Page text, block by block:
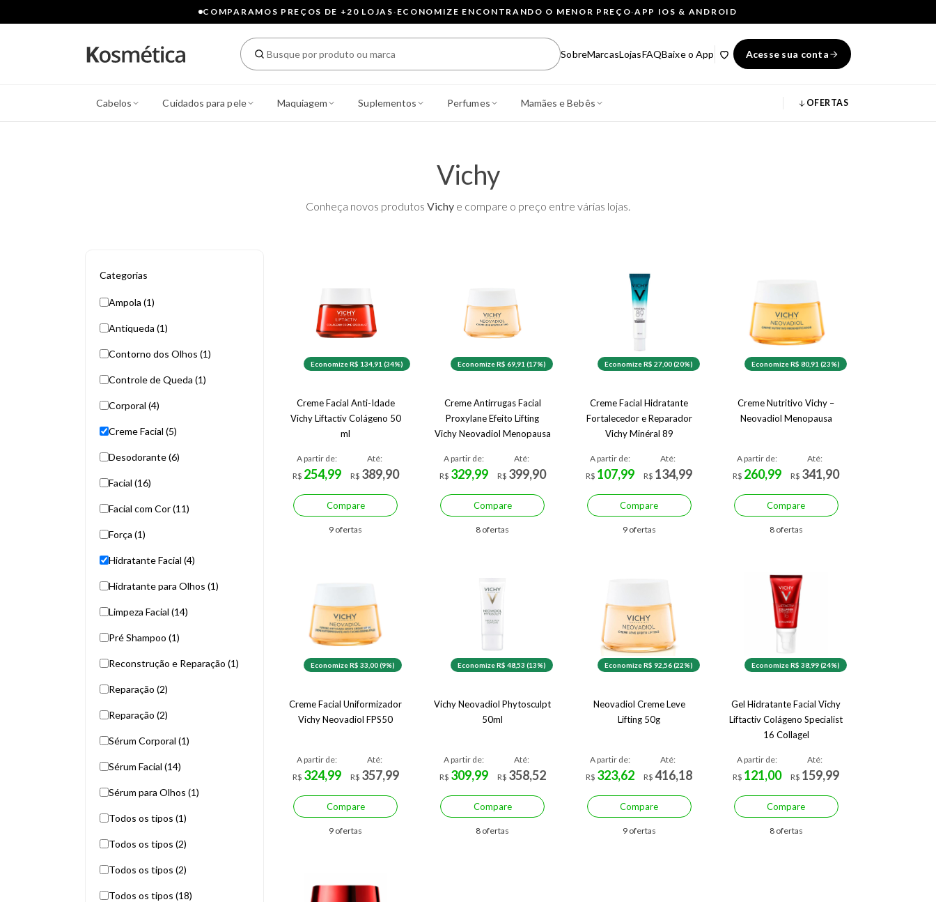
COMPARAMOS PREÇOS DE +20 LOJAS· ECONOMIZE ENCONTRANDO O MENOR PREÇO·APP IOS & ANDROID
SobreMarcasLojasFAQBaixe o App Acesse sua conta
Cabelos Cuidados para pele Maquiagem Suplementos Perfumes Mamães e Bebês OFERTAS
Vichy
Conheça novos produtos Vichy e compare o preço entre várias lojas.
Categorias
Ampola (1)
Antiqueda (1)
Contorno dos Olhos (1)
Controle de Queda (1)
Corporal (4)
Creme Facial (5)
Desodorante (6)
Facial (16)
Facial com Cor (11)
Força (1)
Hidratante Facial (4)
Hidratante para Olhos (1)
Limpeza Facial (14)
Pré Shampoo (1)
Reconstrução e Reparação (1)
Reparação (2)
Reparação (2)
Sérum Corporal (1)
Sérum Facial (14)
Sérum para Olhos (1)
Todos os tipos (1)
Todos os tipos (2)
Todos os tipos (2)
Todos os tipos (18)
Economize R$ 134,91 (34%)
Creme Facial Anti-Idade
Vichy Liftactiv Colágeno 50
ml
A partir de:
R$ 254,99
Até:
R$ 389,90
Compare
9 ofertas
Economize R$ 69,91 (17%)
Creme Antirrugas Facial
Proxylane Efeito Lifting
Vichy Neovadiol Menopausa
A partir de:
R$ 329,99
Até:
R$ 399,90
Compare
8 ofertas
Economize R$ 27,00 (20%)
Creme Facial Hidratante
Fortalecedor e Reparador
Vichy Minéral 89
A partir de:
R$ 107,99
Até:
R$ 134,99
Compare
9 ofertas
Economize R$ 80,91 (23%)
Creme Nutritivo Vichy –
Neovadiol Menopausa
A partir de:
R$ 260,99
Até:
R$ 341,90
Compare
8 ofertas
Economize R$ 33,00 (9%)
Creme Facial Uniformizador
Vichy Neovadiol FPS50
A partir de:
R$ 324,99
Até:
R$ 357,99
Compare
9 ofertas
Economize R$ 48,53 (13%)
Vichy Neovadiol Phytosculpt
50ml
A partir de:
R$ 309,99
Até:
R$ 358,52
Compare
8 ofertas
Economize R$ 92,56 (22%)
Neovadiol Creme Leve
Lifting 50g
A partir de:
R$ 323,62
Até:
R$416,18
Compare
9 ofertas
Economize R$ 38,99 (24%)
Gel Hidratante Facial Vichy
Liftactiv Colágeno Specialist
16 Collagel
A partir de:
R$ 121,00
Até:
R$ 159,99
Compare
8 ofertas